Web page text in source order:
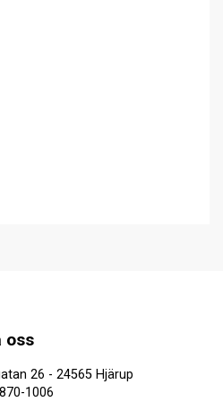
oss
26 - 24565 Hjärup
1006